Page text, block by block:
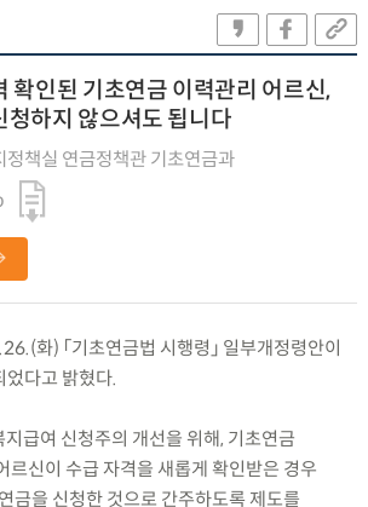
확인된 기초연금 이력관리 어르신,
청하지 않으셔도 됩니다
정책실 연금정책관 기초연금과
화) 「기초연금법 시행령」 일부개정령안이
다고 밝혔다.
급여 신청주의 개선을 위해, 기초연금
르신이 수급 자격을 새롭게 확인받은 경우
금을 신청한 것으로 간주하도록 제도를